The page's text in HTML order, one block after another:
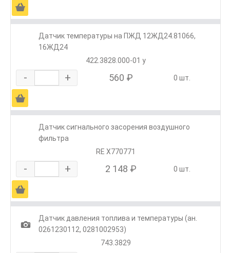
Ä
Датчик температуры на ПЖД 12ЖД24.81066,
16ЖД24
422.3828.000-01 у
- + 560 ₽ 0 шт.
Ä
Датчик сигнального засорения воздушного
фильтра
RE X770771
- + 2 148 ₽ 0 шт.
Ä
1
Датчик давления топлива и температуры (ан.
0261230112, 0281002953)
743.3829